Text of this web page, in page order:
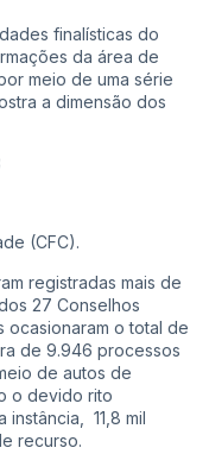
finalísticas do
da área de
meio de uma série
a dimensão dos
(CFC).
registradas mais de
27 Conselhos
ocasionaram o total de
de 9.946 processos
de autos de
o devido rito
instância, 11,8 mil
recurso.